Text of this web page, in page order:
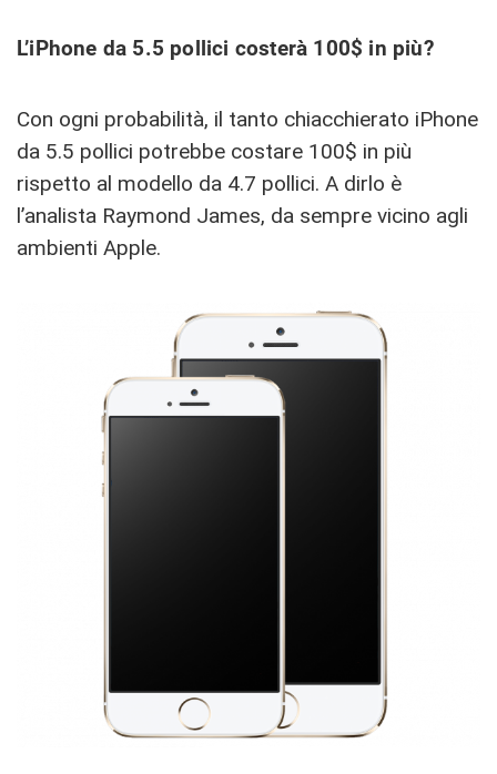
L’iPhone da 5.5 pollici costerà 100$ in più?
Con ogni probabilità, il tanto chiacchierato iPhone
da 5.5 pollici potrebbe costare 100$ in più
rispetto al modello da 4.7 pollici. A dirlo è
l’analista Raymond James, da sempre vicino agli
ambienti Apple.